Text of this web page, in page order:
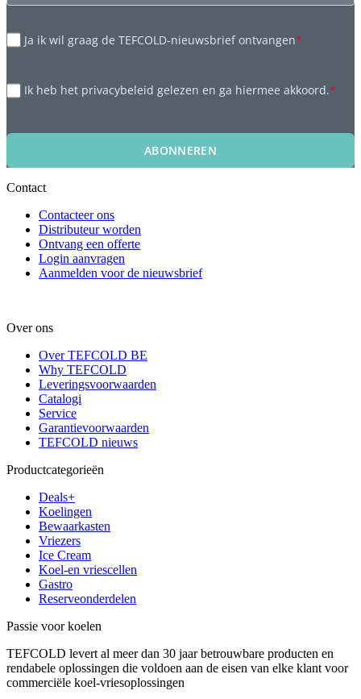
Ja ik wil graag de TEFCOLD-nieuwsbrief ontvangen*
Ik heb het privacybeleid gelezen en ga hiermee akkoord.*
ABONNEREN
Contact
Contacteer ons
Distributeur worden
Ontvang een offerte
Login aanvragen
Aanmelden voor de nieuwsbrief
Over ons
Over TEFCOLD BE
Why TEFCOLD
Leveringsvoorwaarden
Catalogi
Service
Garantievoorwaarden
TEFCOLD nieuws
Productcategorieën
Deals+
Koelingen
Bewaarkasten
Vriezers
Ice Cream
Koel-en vriescellen
Gastro
Reserveonderdelen
Passie voor koelen
TEFCOLD levert al meer dan 30 jaar betrouwbare producten en
rendabele oplossingen die voldoen aan de eisen van elke klant voor
commerciële koel-vriesoplossingen